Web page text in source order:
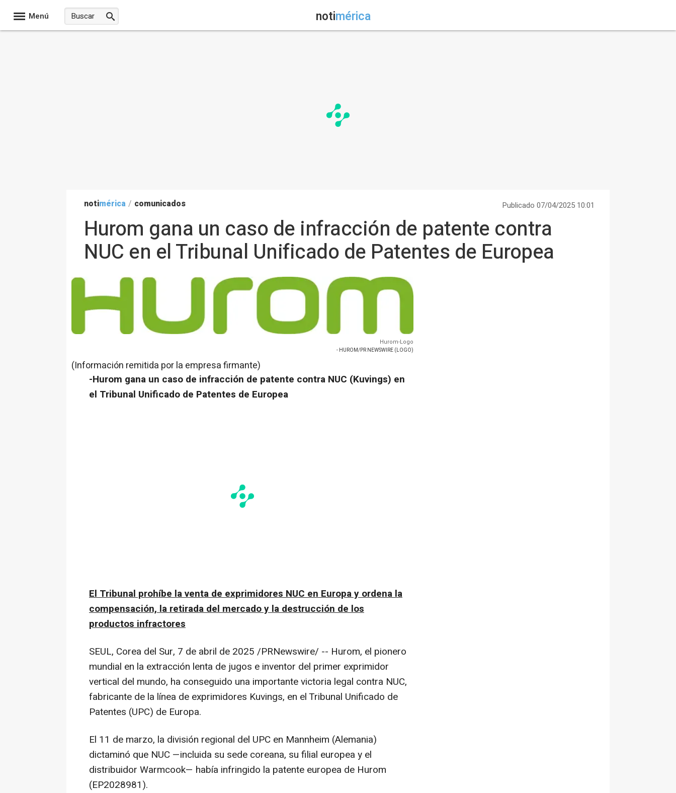
Menú notimérica
notimérica / comunicados Publicado 07/04/2025 10:01
Hurom gana un caso de infracción de patente contra
NUC en el Tribunal Unificado de Patentes de Europea
Hurom-Logo
- HUROM/PR NEWSWIRE (LOGO)
(Información remitida por la empresa firmante)
-Hurom gana un caso de infracción de patente contra NUC (Kuvings) en
el Tribunal Unificado de Patentes de Europea
El Tribunal prohíbe la venta de exprimidores NUC en Europa y ordena la
compensación, la retirada del mercado y la destrucción de los
productos infractores
SEUL, Corea del Sur, 7 de abril de 2025 /PRNewswire/ -- Hurom, el pionero
mundial en la extracción lenta de jugos e inventor del primer exprimidor
vertical del mundo, ha conseguido una importante victoria legal contra NUC,
fabricante de la línea de exprimidores Kuvings, en el Tribunal Unificado de
Patentes (UPC) de Europa.
El 11 de marzo, la división regional del UPC en Mannheim (Alemania)
dictaminó que NUC —incluida su sede coreana, su filial europea y el
distribuidor Warmcook— había infringido la patente europea de Hurom
(EP2028981).